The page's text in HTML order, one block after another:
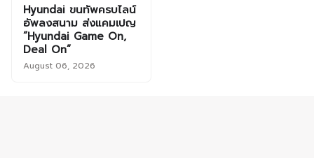
Hyundai ขนทัพครบไลน์
อัพลงสนาม ส่งแคมเปญ
“Hyundai Game On,
Deal On”
August 06, 2026